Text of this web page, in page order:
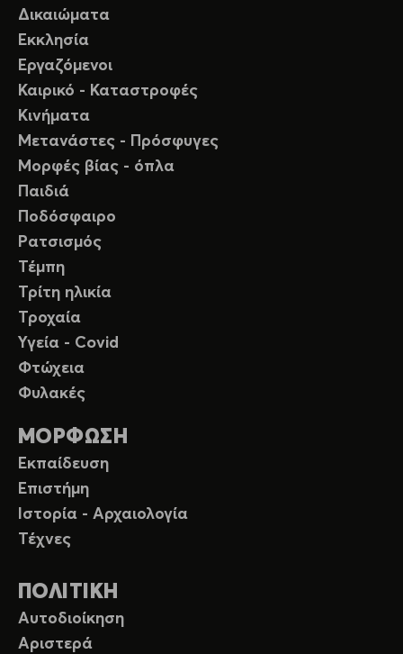
Δικαιώματα
Εκκλησία
Εργαζόμενοι
Καιρικό - Καταστροφές
Κινήματα
Μετανάστες - Πρόσφυγες
Μορφές βίας - όπλα
Παιδιά
Ποδόσφαιρο
Ρατσισμός
Τέμπη
Τρίτη ηλικία
Τροχαία
Υγεία - Covid
Φτώχεια
Φυλακές
ΜΟΡΦΩΣΗ
Εκπαίδευση
Επιστήμη
Ιστορία - Αρχαιολογία
Τέχνες
ΠΟΛΙΤΙΚΗ
Αυτοδιοίκηση
Αριστερά